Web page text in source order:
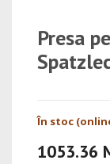
Presa
În stoc
1053.36